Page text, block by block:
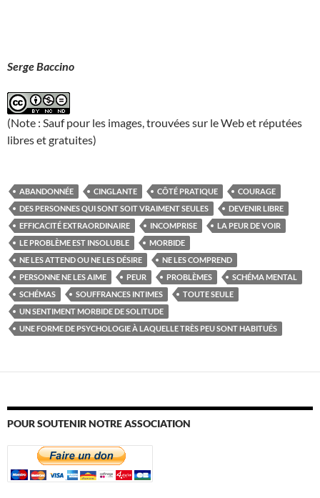
Serge Baccino
(Note : Sauf pour les images, trouvées sur le Web et réputées
libres et gratuites)
ABANDONNÉE CINGLANTE CÔTÉ PRATIQUE
COURAGE
DES PERSONNES QUI SONT SOIT VRAIMENT SEULES
DEVENIR LIBRE
EFFICACITÉ EXTRAORDINAIRE
INCOMPRISE
LA PEUR DE VOIR
LE PROBLÈME EST INSOLUBLE
MORBIDE
NE LES ATTEND OU NE LES DÉSIRE
NE LES COMPREND
PERSONNE NE LES AIME
PEUR PROBLÈMES
SCHÉMA MENTAL
SCHÉMAS
SOUFFRANCES INTIMES
TOUTE SEULE
UN SENTIMENT MORBIDE DE SOLITUDE
UNE FORME DE PSYCHOLOGIE À LAQUELLE TRÈS PEU SONT HABITUÉS
POUR SOUTENIR NOTRE ASSOCIATION